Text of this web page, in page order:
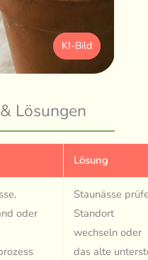
KI-Bild
Lösungen
Lösung
oder
Staunässe
Standort
wechseln oder
das alte